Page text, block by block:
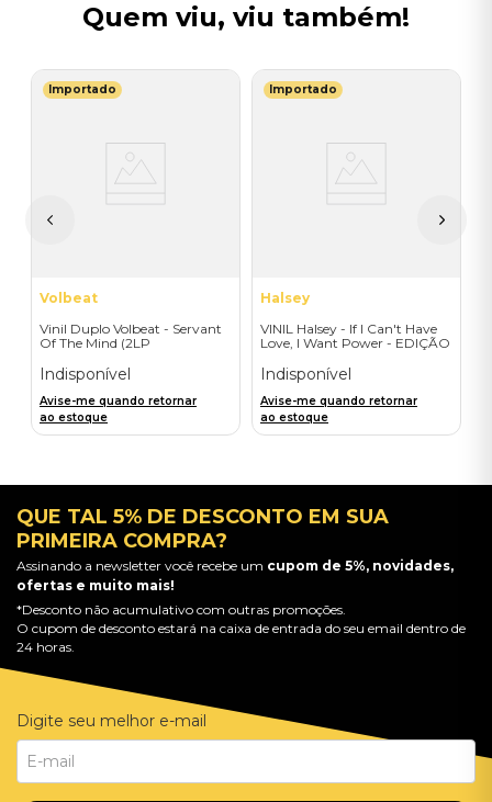
Quem viu, viu também!
Importado
Volbeat
Vinil Duplo Volbeat - Servant
Of The Mind (2LP
Importado
Indisponível
Avise-me quando retornar
ao estoque
Importado
Halsey
VINIL Halsey - If I Can't Have
Love, I Want Power - EDIÇÃO
TRANSPARENT ORANGE
Indisponível
Avise-me quando retornar
ao estoque
QUE TAL 5% DE DESCONTO EM SUA
PRIMEIRA COMPRA?
Assinando a newsletter você recebe um cupom de 5%, novidades,
ofertas e muito mais!
*Desconto não acumulativo com outras promoções.
O cupom de desconto estará na caixa de entrada do seu email dentro de
24 horas.
Digite seu melhor e-mail